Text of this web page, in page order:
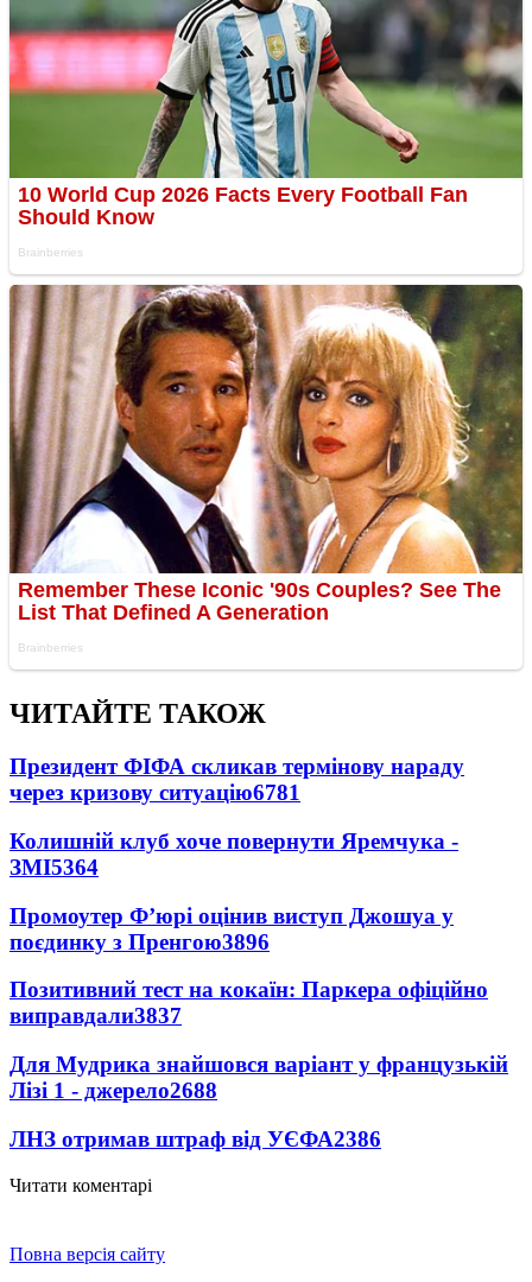
ЧИТАЙТЕ ТАКОЖ
Президент ФІФА скликав термінову нараду
через кризову ситуацію6781
Колишній клуб хоче повернути Яремчука -
ЗМІ5364
Промоутер Ф’юрі оцінив виступ Джошуа у
поєдинку з Пренгою3896
Позитивний тест на кокаїн: Паркера офіційно
виправдали3837
Для Мудрика знайшовся варіант у французькій
Лізі 1 - джерело2688
ЛНЗ отримав штраф від УЄФА2386
Читати коментарі
Повна версія сайту